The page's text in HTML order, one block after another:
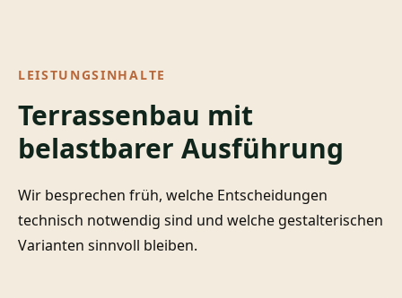
LEISTUNGSINHALTE
Terrassenbau mit
belastbarer Ausführung
Wir besprechen früh, welche Entscheidungen
technisch notwendig sind und welche gestalterischen
Varianten sinnvoll bleiben.